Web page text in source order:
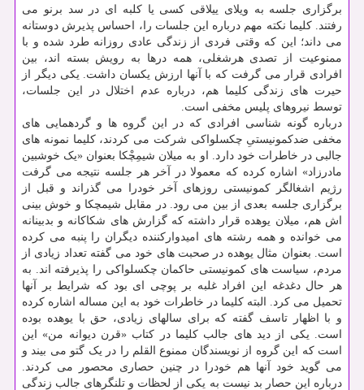
برگزاری جلسه به ویلای ییلاقی کسی یا کلبه ای در سد برنو می
رفتند. کلیما نکته مهم درباره این جلسات را، احساس پذیرش دوستانه
می داند؛ این که وقتی فردی از زندگی عادی روزانه طرد شده و با
ممنوعیت از تصدی هرشغلی، همه درها به رویش بسته اند، بین
افرادی قرار می گرفت که با آنها ارزش یکسان داشت. یکی دیگر از
حیرت های زندگی کلیما هم، درباره عدم اختلال در این جلسات،
توسط نیروهای پلیس مخفی است.
درباره گونه شناسی افرادی که در این گروه ها و گردهمایی های
مخفی ضدکمونیستیِ چکسلواکی شرکت می کردند، کلیما نمونه های
جالبی در خاطرات خود دارد. او به میلان شیمِچْکا بعنوان «یک خوشبین
مادرزاد» اشاره کرده که معمولا در آخر هر جلسه نتیجه می گرفت
رژیم اشغالگر کمونیستی روزهای آخر خودرا می گذراند و قبل از
برگزاری جلسه بعدی از بین می رود. در مقابل شیمچکا و خوش بینی
اش هم، میلان یوهده قرار داشته که گزارش های شکاکانه و بدبینانه
می خوانده و همه رشته های امیدوارکننده دیگران را پنبه می کرده
است. بعنوان مثال یوهده در صحبت های خود می گفته تعداد زیادی از
مردم، سیاست های کمونیستی حاکمان چکسلواکی را پذیرفته اند. به
هر حال دغدغه این افراد غلبه بر پوچی ای بود که شرایط بر آنها
تحمیل می کرد. البته کلیما در خاطرات خود به این مساله اشاره کرده
و با اظهار تاسف گفته که برای سالهای زیادی، حق با یوهده بوده
است. یکی از دید های جالب کلیما در کتاب «قرن دیوانه من» این
است که این گروه از نویسندگان ممنوع القلم را در یک گتو می بیند و
می گوید خود آنها هم خودرا در چنین حصاری محصور می کردند.
درباره این حصار بد نیست به یکی از لحظات و تلنگرهای جالب زندگی